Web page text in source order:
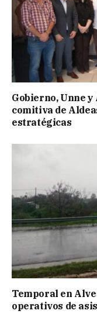
Gobierno, Unne
comitiva de
estratégicas
Temporal en
operativos de